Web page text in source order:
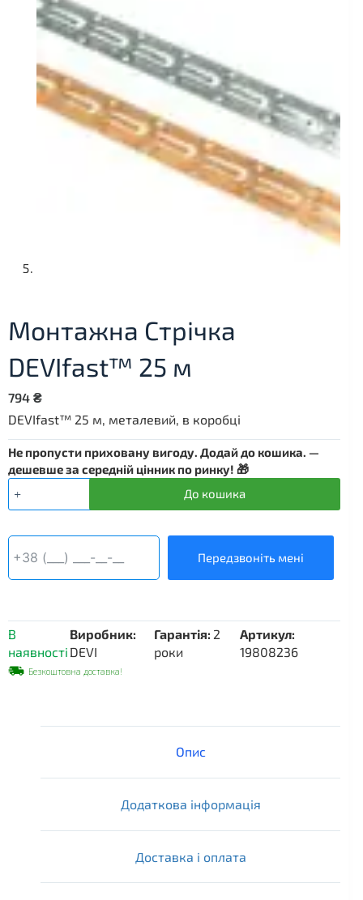
Монтажна Стрічка
DEVIfast™ 25 м
794 ₴
DEVIfast™ 25 м, металевий, в коробці
Не пропусти приховану вигоду. Додай до кошика. —
дешевше за середній цінник по ринку! 🎁
Монтажна
Стрічка
25
м
До кошика
Передзвоніть мені
В
наявності
Виробник:
DEVI
Гарантія: 2
роки
Артикул:
19808236
Безкоштовна доставка!
Опис
Додаткова інформація
Доставка і оплата